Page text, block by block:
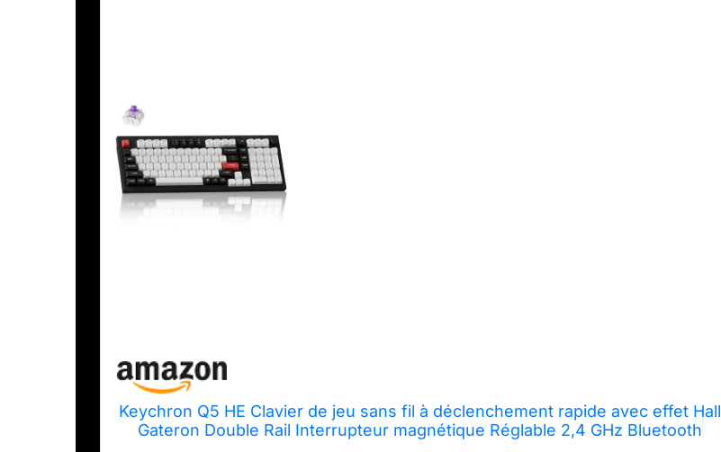
Keychron Q5 HE Clavier de jeu sans fil à déclenchement rapide avec effet Hall
Gateron Double Rail Interrupteur magnétique Réglable 2,4 GHz Bluetooth